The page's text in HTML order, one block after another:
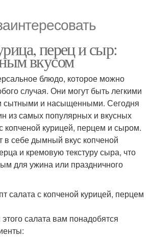
перец и сыр:
вкусом
блюдо, которое можно
случая. Они могут быть легкими
сытными и насыщенными. Сегодня
из самых популярных и вкусных
копченой курицей, перцем и сыром.
в себе дымный вкус копченой
и кремовую текстуру сыра, что
для ужина или праздничного
салата с копченой курицей, перцем
салата вам понадобятся